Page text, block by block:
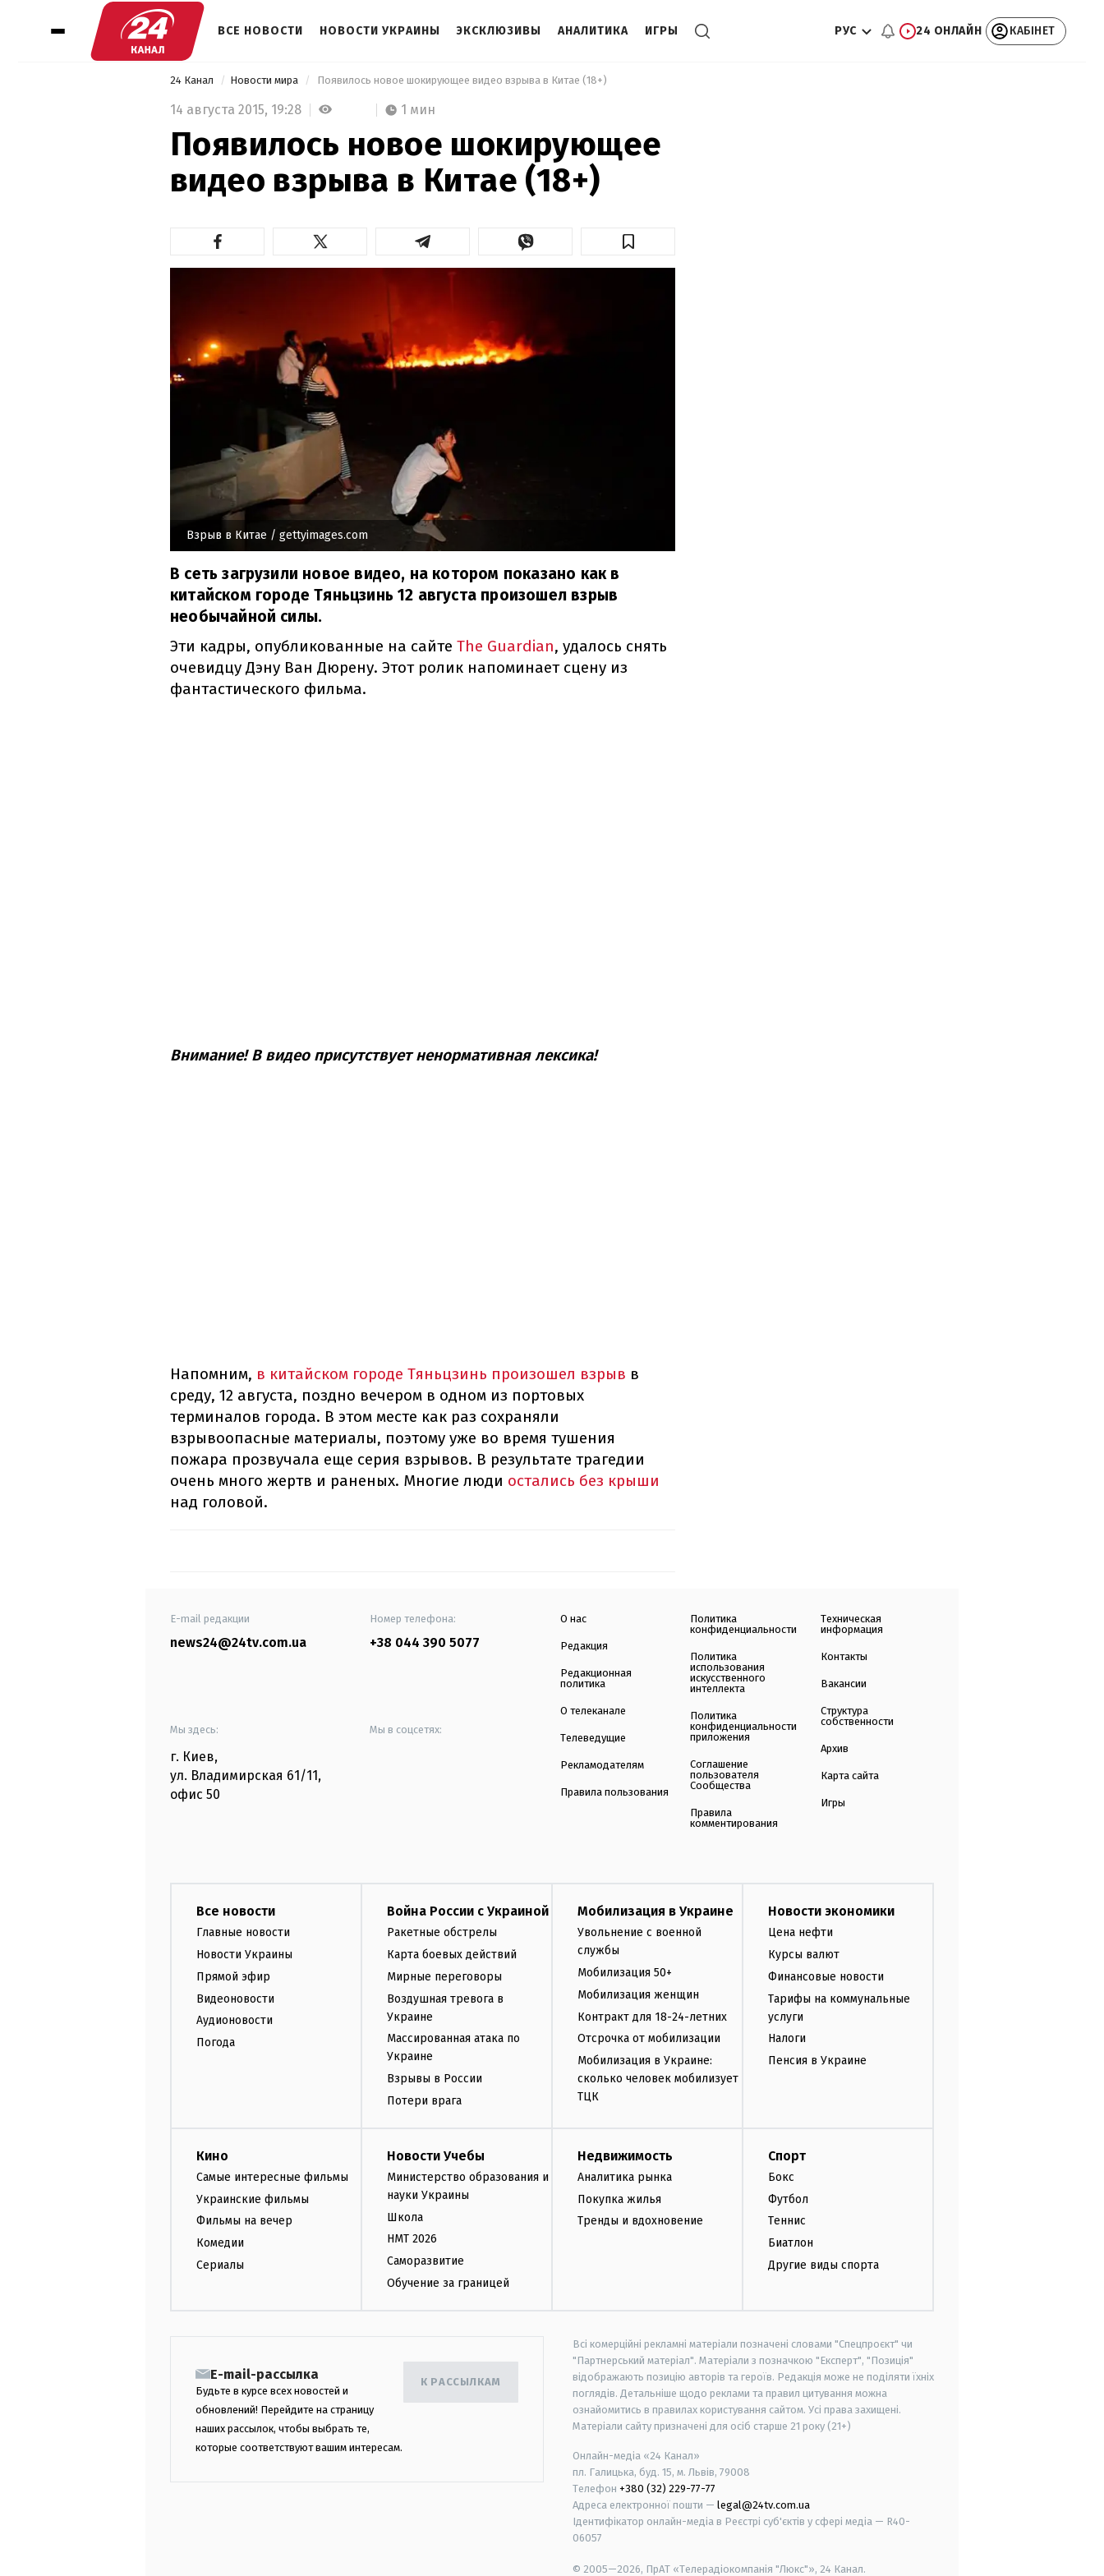
ВСЕ НОВОСТИ НОВОСТИ УКРАИНЫ ЭКСКЛЮЗИВЫ АНАЛИТИКА ИГРЫ РУС 24 ОНЛАЙН КАБІНЕТ
24 Канал Новости мира Появилось новое шокирующее видео взрыва в Китае (18+)
14 августа 2015, 19:28 1 мин
Появилось новое шокирующее
видео взрыва в Китае (18+)
Взрыв в Китае / gettyimages.com
В сеть загрузили новое видео, на котором показано как в
китайском городе Тяньцзинь 12 августа произошел взрыв
необычайной силы.
Эти кадры, опубликованные на сайте The Guardian, удалось снять
очевидцу Дэну Ван Дюрену. Этот ролик напоминает сцену из
фантастического фильма.
Внимание! В видео присутствует ненормативная лексика!
Напомним, в китайском городе Тяньцзинь произошел взрыв в
среду, 12 августа, поздно вечером в одном из портовых
терминалов города. В этом месте как раз сохраняли
взрывоопасные материалы, поэтому уже во время тушения
пожара прозвучала еще серия взрывов. В результате трагедии
очень много жертв и раненых. Многие люди остались без крыши
над головой.
E-mail редакции
news24@24tv.com.ua
Номер телефона:
+38 044 390 5077
Мы здесь:
г. Киев,
ул. Владимирская 61/11,
офис 50
Мы в соцсетях:
О нас
Редакция
Редакционная
политика
О телеканале
Телеведущие
Рекламодателям
Правила пользования
Политика
конфиденциальности
Политика
использования
искусственного
интеллекта
Политика
конфиденциальности
приложения
Соглашение
пользователя
Сообщества
Правила
комментирования
Техническая
информация
Контакты
Вакансии
Структура
собственности
Архив
Карта сайта
Игры
Все новости
Главные новости
Новости Украины
Прямой эфир
Видеоновости
Аудионовости
Погода
Война России с Украиной
Ракетные обстрелы
Карта боевых действий
Мирные переговоры
Воздушная тревога в
Украине
Массированная атака по
Украине
Взрывы в России
Потери врага
Мобилизация в Украине
Увольнение с военной
службы
Мобилизация 50+
Мобилизация женщин
Контракт для 18-24-летних
Отсрочка от мобилизации
Мобилизация в Украине:
сколько человек мобилизует
ТЦК
Новости экономики
Цена нефти
Курсы валют
Финансовые новости
Тарифы на коммунальные
услуги
Налоги
Пенсия в Украине
Кино
Самые интересные фильмы
Украинские фильмы
Фильмы на вечер
Комедии
Сериалы
Новости Учебы
Министерство образования и
науки Украины
Школа
НМТ 2026
Саморазвитие
Обучение за границей
Недвижимость
Аналитика рынка
Покупка жилья
Тренды и вдохновение
Спорт
Бокс
Футбол
Теннис
Биатлон
Другие виды спорта
E-mail-рассылка
Будьте в курсе всех новостей и
обновлений! Перейдите на страницу
наших рассылок, чтобы выбрать те,
которые соответствуют вашим интересам.
К РАССЫЛКАМ
Всі комерційні рекламні матеріали позначені словами "Спецпроєкт" чи
"Партнерський матеріал". Матеріали з позначкою "Експерт", "Позиція"
відображають позицію авторів та героїв. Редакція може не поділяти їхніх
поглядів. Детальніше щодо реклами та правил цитування можна
ознайомитись в правилах користування сайтом. Усі права захищені.
Матеріали сайту призначені для осіб старше 21 року (21+)
Онлайн-медіа «24 Канал»
пл. Галицька, буд. 15, м. Львів, 79008
Телефон +380 (32) 229-77-77
Адреса електронної пошти — legal@24tv.com.ua
Ідентифікатор онлайн-медіа в Реєстрі суб'єктів у сфері медіа — R40-
06057
© 2005—2026, ПрАТ «Телерадіокомпанія "Люкс"», 24 Канал.